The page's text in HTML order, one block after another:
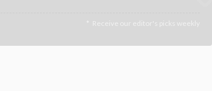
Receive our editor's picks weekly